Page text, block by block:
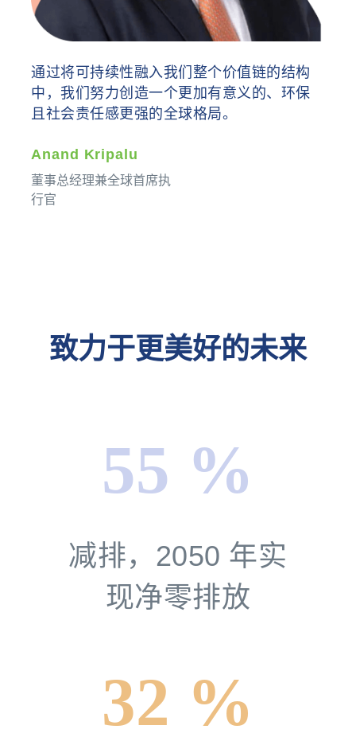
通过将可持续性融入我们整个价值链的结构
中，我们努力创造一个更加有意义的、环保
且社会责任感更强的全球格局。
Anand Kripalu
董事总经理兼全球首席执
行官
致力于更美好的未来
55 %
减排，2050 年实
现净零排放
32 %